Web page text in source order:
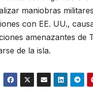
maniobras
con EE. UU.,
amenazantes de
de la isla.